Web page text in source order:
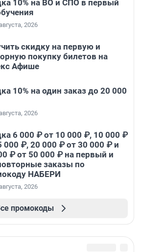
10% на ВО и СПО в первый
2026
скидку на первую и
покупку билетов на
Афише
10% на один заказ до 20 000
2026
6 000 ₽ от 10 000 ₽, 10 000 ₽
000 ₽, 20 000 ₽ от 30 000 ₽ и
₽ от 50 000 ₽ на первый и
заказы по
НАБЕРИ
2026
промокоды